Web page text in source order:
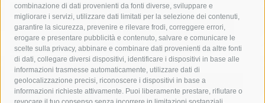
combinazione di dati provenienti da fonti diverse, sviluppare e
migliorare i servizi, utilizzare dati limitati per la selezione dei contenuti,
garantire la sicurezza, prevenire e rilevare frodi, correggere errori,
erogare e presentare pubblicità e contenuto, salvare e comunicare le
scelte sulla privacy, abbinare e combinare dati provenienti da altre fonti
di dati, collegare diversi dispositivi, identificare i dispositivi in base alle
informazioni trasmesse automaticamente, utilizzare dati di
geolocalizzazione precisi, riconoscere i dispositivi in base a
informazioni richieste attivamente. Puoi liberamente prestare, rifiutare o
costiera amalfitana
covid-19 eav
elezioni
fondazione sorrento
gori guardia costiera
incidente
lavori
lorenzo balducelli mare
massa lubrense
massimo coppola
Meta napoli
ordinanza
penisola sorrentina
piano di sorrento
polizia municipale
protezione civile
Regione Campania
sant'agnello